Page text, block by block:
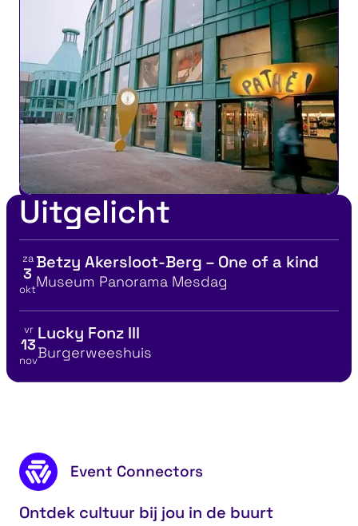
Uitgelicht
Bekijk details voor
za
3
okt
Betzy Akersloot-Berg – One of a kind
Locatie
Museum Panorama Mesdag
Bekijk details voor
vr
13
nov
Lucky Fonz III
Locatie
Burgerweeshuis
Footer content
Event Connectors
Ontdek cultuur bij jou in de buurt